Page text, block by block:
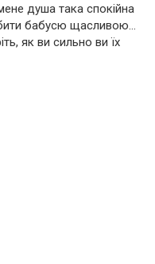
душа така спокійна
бабусю щасливою…
як ви сильно ви їх